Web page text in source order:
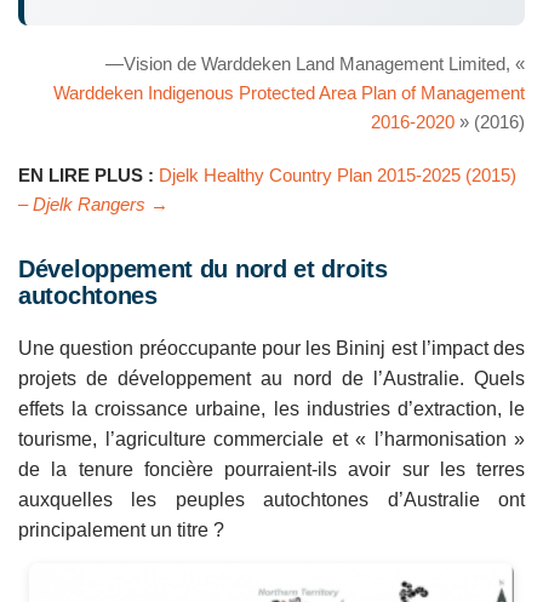
—Vision de Warddeken Land Management Limited, «
Warddeken Indigenous Protected Area Plan of Management
2016-2020 » (2016)
EN LIRE PLUS : Djelk Healthy Country Plan 2015-2025 (2015)
–Djelk Rangers →
Développement du nord et droits
autochtones
Une question préoccupante pour les Bininj est l’impact des
projets de développement au nord de l’Australie. Quels
effets la croissance urbaine, les industries d’extraction, le
tourisme, l’agriculture commerciale et « l’harmonisation »
de la tenure foncière pourraient-ils avoir sur les terres
auxquelles les peuples autochtones d’Australie ont
principalement un titre ?